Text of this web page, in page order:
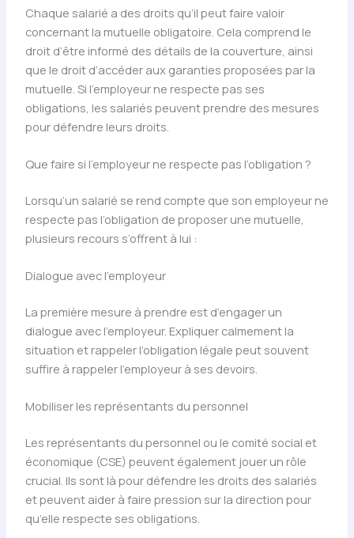
Chaque salarié a des droits qu’il peut faire valoir
concernant la mutuelle obligatoire. Cela comprend le
droit d’être informé des détails de la couverture, ainsi
que le droit d’accéder aux garanties proposées par la
mutuelle. Si l’employeur ne respecte pas ses
obligations, les salariés peuvent prendre des mesures
pour défendre leurs droits.
Que faire si l’employeur ne respecte pas l’obligation ?
Lorsqu’un salarié se rend compte que son employeur ne
respecte pas l’obligation de proposer une mutuelle,
plusieurs recours s’offrent à lui :
Dialogue avec l’employeur
La première mesure à prendre est d’engager un
dialogue avec l’employeur. Expliquer calmement la
situation et rappeler l’obligation légale peut souvent
suffire à rappeler l’employeur à ses devoirs.
Mobiliser les représentants du personnel
Les représentants du personnel ou le comité social et
économique (CSE) peuvent également jouer un rôle
crucial. Ils sont là pour défendre les droits des salariés
et peuvent aider à faire pression sur la direction pour
qu’elle respecte ses obligations.